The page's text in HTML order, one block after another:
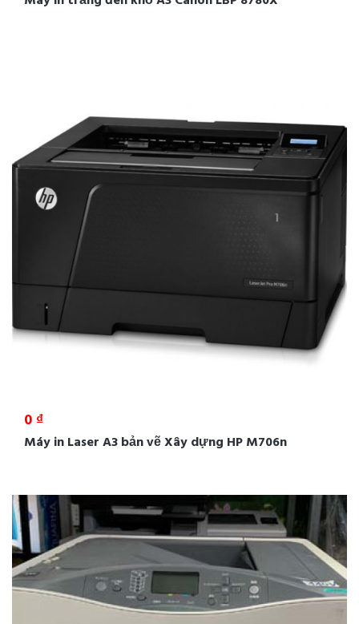
0 ₫
Máy in Laser A3 bản vẽ Xây dựng HP M706n